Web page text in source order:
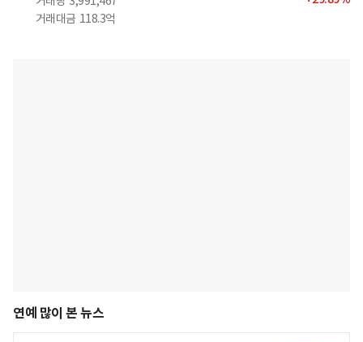
거래대금 118.3억
연예 많이 본 뉴스